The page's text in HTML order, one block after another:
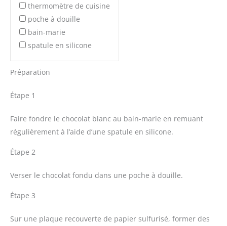
thermomètre de cuisine
poche à douille
bain-marie
spatule en silicone
Préparation
Étape 1
Faire fondre le chocolat blanc au bain-marie en remuant
régulièrement à l’aide d’une spatule en silicone.
Étape 2
Verser le chocolat fondu dans une poche à douille.
Étape 3
Sur une plaque recouverte de papier sulfurisé, former des